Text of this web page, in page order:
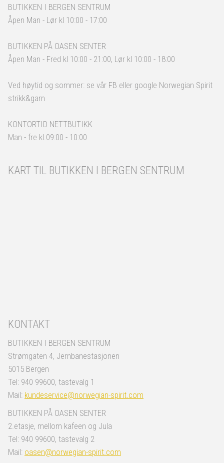
BUTIKKEN I BERGEN SENTRUM
Åpen Man - Lør kl 10:00 - 17:00
BUTIKKEN PÅ OASEN SENTER
Åpen Man - Fred kl 10:00 - 21:00, Lør kl 10:00 - 18:00
Ved høytid og sommer: se vår FB eller google Norwegian Spirit
strikk&garn
KONTORTID NETTBUTIKK
Man - fre kl.09:00 - 10:00
KART TIL BUTIKKEN I BERGEN SENTRUM
KONTAKT
BUTIKKEN I BERGEN SENTRUM
Strømgaten 4, Jernbanestasjonen
5015 Bergen
Tel: 940 99600, tastevalg 1
Mail: kundeservice@norwegian-spirit.com
BUTIKKEN PÅ OASEN SENTER
2.etasje, mellom kafeen og Jula
Tel: 940 99600, tastevalg 2
Mail: oasen@norwegian-spirit.com